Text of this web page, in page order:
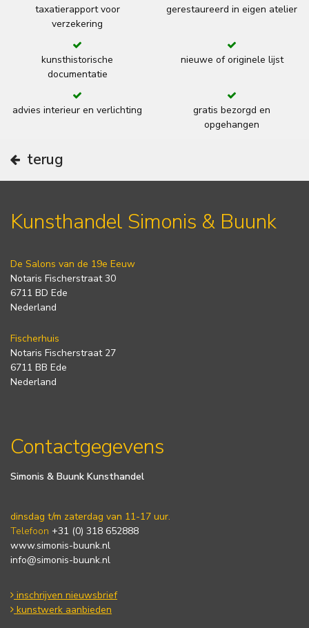
taxatierapport voor
verzekering
gerestaureerd in eigen atelier
kunsthistorische
documentatie
nieuwe of originele lijst
advies interieur en verlichting
gratis bezorgd en
opgehangen
terug
Kunsthandel Simonis & Buunk
De Salons van de 19e Eeuw
Notaris Fischerstraat 30
6711 BD Ede
Nederland
Fischerhuis
Notaris Fischerstraat 27
6711 BB Ede
Nederland
Contactgegevens
Simonis & Buunk Kunsthandel
dinsdag t/m zaterdag van 11-17 uur.
Telefoon +31 (0) 318 652888
www.simonis-buunk.nl
info@simonis-buunk.nl
inschrijven nieuwsbrief
kunstwerk aanbieden